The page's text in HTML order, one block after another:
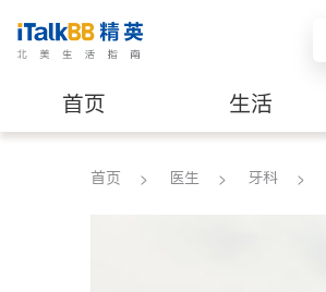
首页 生活
养老 非盈利组织
首页 医生 牙科